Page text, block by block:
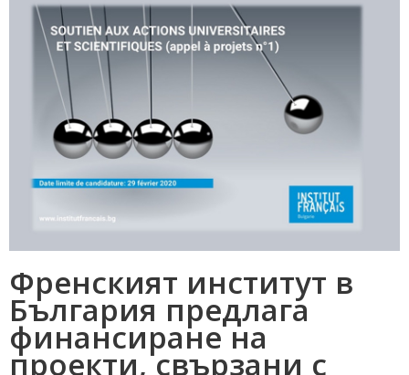
Френският институт в
България предлага
финансиране на
проекти, свързани с